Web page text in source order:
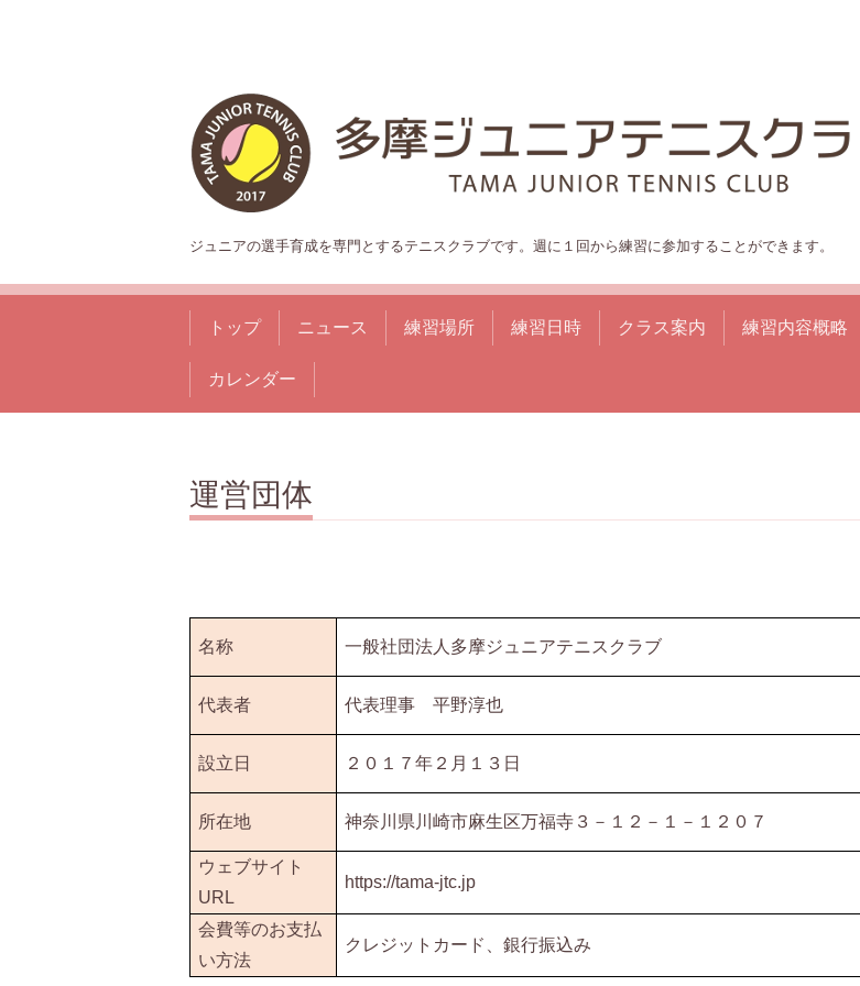
ジュニアの選手育成を専門とするテニスクラブです。週に１回から練習に参加することができます。
トップ ニュース 練習場所 練習日時 クラス案内 練習内容概略
カレンダー
運営団体
名称 一般社団法人多摩ジュニアテニスクラブ
代表者 代表理事 平野淳也
設立日 ２０１７年２月１３日
所在地 神奈川県川崎市麻生区万福寺３－１２－１－１２０７
ウェブサイト
URL
https://tama-jtc.jp
会費等のお支払
い方法
クレジットカード、銀行振込み